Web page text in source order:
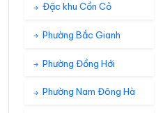
Đặc khu Cồn Cỏ
Phường Bắc Gianh
Phường Đồng Hới
Phường Nam Đông Hà